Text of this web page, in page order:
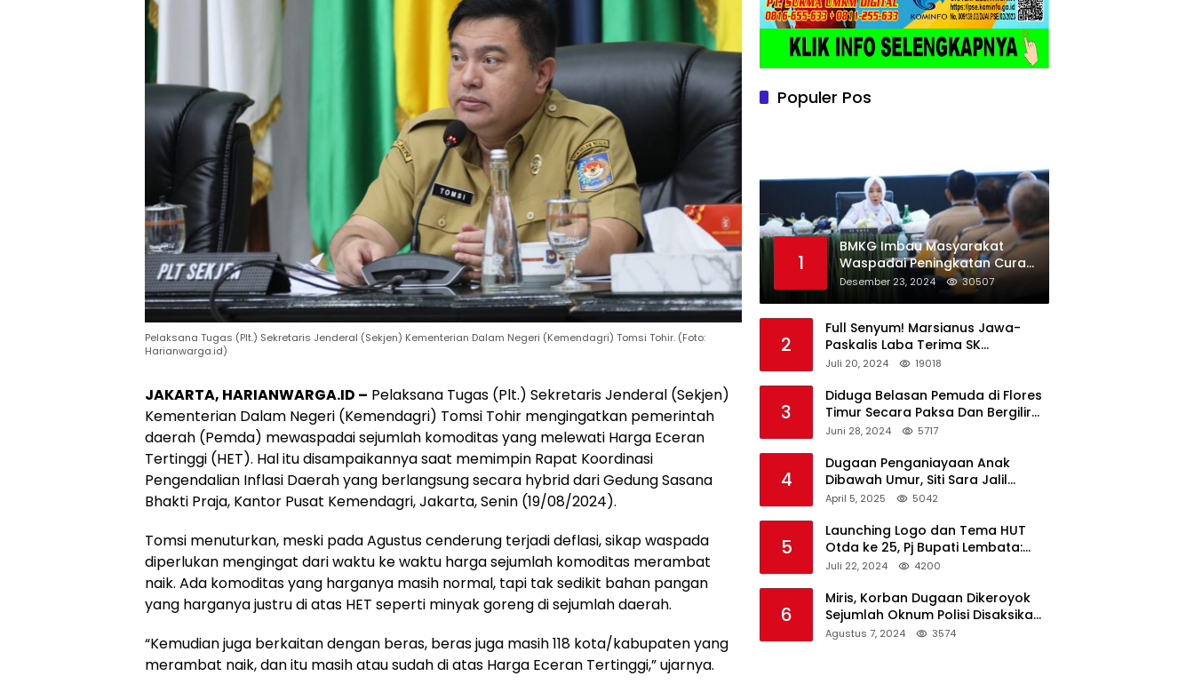
Pelaksana Tugas (Plt.) Sekretaris Jenderal (Sekjen) Kementerian Dalam Negeri (Kemendagri) Tomsi Tohir. (Foto:
Harianwarga.id)
JAKARTA, HARIANWARGA.ID – Pelaksana Tugas (Plt.) Sekretaris Jenderal (Sekjen)
Kementerian Dalam Negeri (Kemendagri) Tomsi Tohir mengingatkan pemerintah
daerah (Pemda) mewaspadai sejumlah komoditas yang melewati Harga Eceran
Tertinggi (HET). Hal itu disampaikannya saat memimpin Rapat Koordinasi
Pengendalian Inflasi Daerah yang berlangsung secara hybrid dari Gedung Sasana
Bhakti Praja, Kantor Pusat Kemendagri, Jakarta, Senin (19/08/2024).
Tomsi menuturkan, meski pada Agustus cenderung terjadi deflasi, sikap waspada
diperlukan mengingat dari waktu ke waktu harga sejumlah komoditas merambat
naik. Ada komoditas yang harganya masih normal, tapi tak sedikit bahan pangan
yang harganya justru di atas HET seperti minyak goreng di sejumlah daerah.
“Kemudian juga berkaitan dengan beras, beras juga masih 118 kota/kabupaten yang
merambat naik, dan itu masih atau sudah di atas Harga Eceran Tertinggi,” ujarnya.
Populer Pos
1
BMKG Imbau Masyarakat
Waspadai Peningkatan Curah
Hujan Menjelang Libur Natal
Desember 23, 2024 30507
2
Full Senyum! Marsianus Jawa-
Paskalis Laba Terima SK
Dukungan Resmi Untuk Pilkada
Juli 20, 2024 19018
3
Diduga Belasan Pemuda di Flores
Timur Secara Paksa Dan Bergilir
Setubuhi Gadis di Bawah Umur
Juni 28, 2024 5717
4
Dugaan Penganiayaan Anak
Dibawah Umur, Siti Sara Jalil
Seorang Warga Desa Normal 1
April 5, 2025 5042
5
Launching Logo dan Tema HUT
Otda ke 25, Pj Bupati Lembata:
Tema ini Bukan Sekedar Refleksi
Juli 22, 2024 4200
6
Miris, Korban Dugaan Dikeroyok
Sejumlah Oknum Polisi Disaksikan
Istri
Agustus 7, 2024 3574